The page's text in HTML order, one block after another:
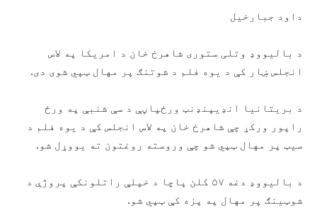
داود جبارخیل
د بالیووډ وتلی ستوری شاهرخ خان د امریکا په لاس
انجلس ښار کې د یوه فلم د شوتنګ پر مهال ټپي شوی دی.
د بریتانیا انډیپنډنټ ورځپاڼې د سې شنبې په ورځ
راپور ورکړ چې شاهرخ خان په لاس انجلس کې د یوه فلم د
سیټ پر مهال ټپي شو چې وروسته روغتون ته یووړل شو.
د بالیووډ دغه ۵۷ کلن پاچا د خپلې راتلونکې پروژې د
شوټینګ پر مهال په پزه کې ټپي شو.